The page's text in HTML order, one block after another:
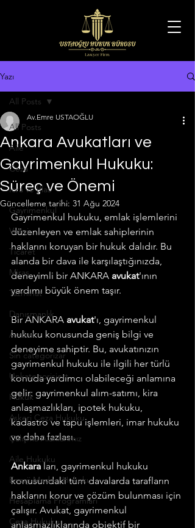
Yazı
All Posts
Aile
Ceza
İcra ve İflas
Gayrimenkul
Vergi
Ticaret
Miras
Tazminat
Danışmanlık
Avukat
Sin categorizar
Unkategorisiert
Hukuk
Askeri Ceza Hukuku
Çalışma Alanlarımız
Aile Hukuku
Enerji Maden Hukuku
Hesaplama Programları
Ceza Hukuku
All Posts
Ankara Avukatları ve
Gayrimenkul Hukuku:
Süreç ve Önemi
Av.Emre USTAOĞLU
Güncelleme tarihi: 31 Ağu 2024
Gayrimenkul hukuku, emlak işlemlerini
düzenleyen ve emlak sahiplerinin
haklarını koruyan bir hukuk dalıdır. Bu
alanda bir dava ile karşılaştığınızda,
deneyimli bir ANKARA avukat'ının
yardımı büyük önem taşır.
Bir ANKARA avukat'ı, gayrimenkul
hukuku konusunda geniş bilgi ve
deneyime sahiptir. Bu, avukatınızın
gayrimenkul hukuku ile ilgili her türlü
konuda yardımcı olabileceği anlamına
gelir: gayrimenkul alım-satımı, kira
anlaşmazlıkları, ipotek hukuku,
kadastro ve tapu işlemleri, imar hukuku
ve daha fazlası.
Ankara ları, gayrimenkul hukuku
konusundaki tüm davalarda tarafların
haklarını korur ve çözüm bulunması için
çalışır. Avukat, gayrimenkul
anlaşmazlıklarında objektif bir